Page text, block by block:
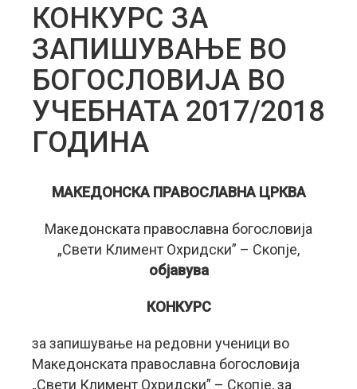
КОНКУРС ЗА
ЗАПИШУВАЊЕ ВО
БОГОСЛОВИЈА ВО
УЧЕБНАТА 2017/2018
ГОДИНА
МАКЕДОНСКА ПРАВОСЛАВНА ЦРКВА
Македонската православна богословија
„Свети Климент Охридски” – Скопје,
објавува
КОНКУРС
за запишување на редовни ученици во
Македонската православна богословија
„Свети Климент Охридски” – Скопје, за